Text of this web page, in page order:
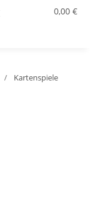
0,00 €
Kartenspiele